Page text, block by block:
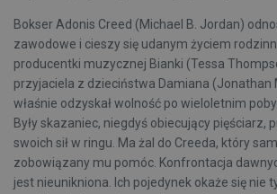
Bokser Adonis Creed (Michael B. Jordan)
zawodowe i cieszy się udanym życiem
producentki muzycznej Bianki (Tessa
przyjaciela z dzieciństwa Damiana (Jonathan
właśnie odzyskał wolność po wieloletnim
Były skazaniec, niegdyś obiecujący pięściarz,
swoich sił w ringu. Ma żal do Creeda, który
zobowiązany mu pomóc. Konfrontacja
jest nieunikniona. Ich pojedynek okaże się nie